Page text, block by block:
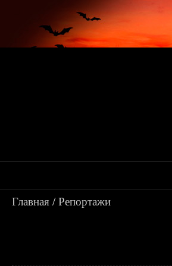
Главная /Репортажи